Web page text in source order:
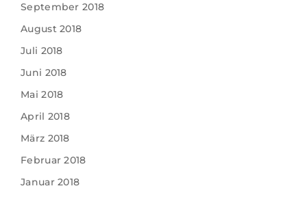
September 2018
August 2018
Juli 2018
Juni 2018
Mai 2018
April 2018
März 2018
Februar 2018
Januar 2018